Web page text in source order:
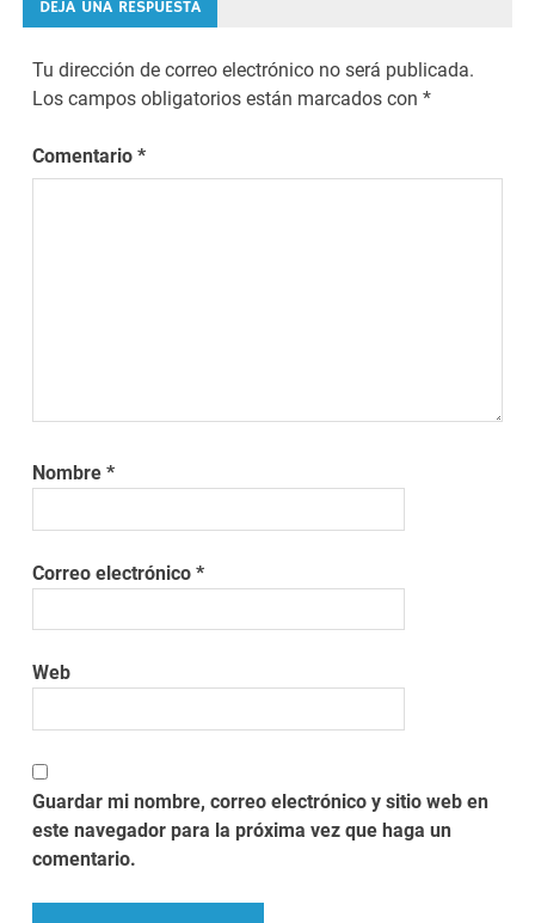
DEJA UNA RESPUESTA
Tu dirección de correo electrónico no será publicada.
Los campos obligatorios están marcados con*
Comentario*
Nombre*
Correo electrónico*
Web
Guardar mi nombre, correo electrónico y sitio web en
este navegador para la próxima vez que haga un
comentario.